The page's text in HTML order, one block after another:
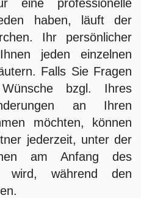
eine professionelle
haben, läuft der
Ihr persönlicher
jeden einzelnen
Falls Sie Fragen
bzgl. Ihres
an Ihren
möchten, können
jederzeit, unter der
am Anfang des
wird, während den